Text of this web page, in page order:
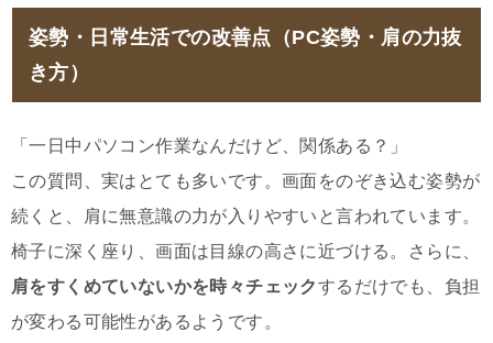
姿勢・日常生活での改善点（PC姿勢・肩の力抜
き方）
「一日中パソコン作業なんだけど、関係ある？」
この質問、実はとても多いです。画面をのぞき込む姿勢が
続くと、肩に無意識の力が入りやすいと言われています。
椅子に深く座り、画面は目線の高さに近づける。さらに、
肩をすくめていないかを時々チェックするだけでも、負担
が変わる可能性があるようです。